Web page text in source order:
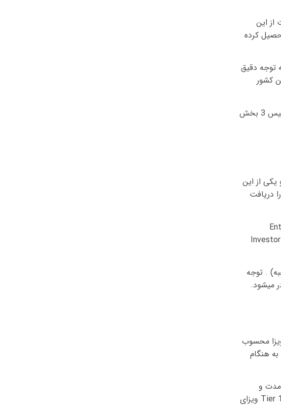
این
کرده
توجه دقیق
کشور
3 بخش
از این
دریافت
Investor
) . توجه
میشود.
محسوب
هنگام
مدت و
Tier 1 ویزای